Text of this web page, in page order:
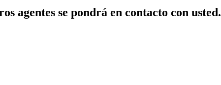
agentes se pondrá en contacto con usted.